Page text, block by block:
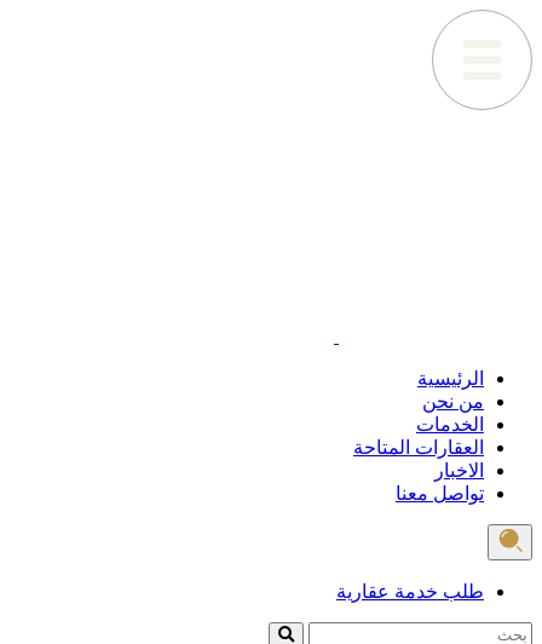
الرئيسية
من نحن
الخدمات
العقارات المتاحة
الاخبار
تواصل معنا
طلب خدمة عقارية
بحث